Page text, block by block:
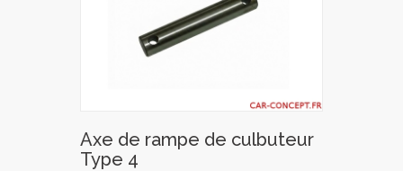
Axe de rampe de culbuteur
Type 4